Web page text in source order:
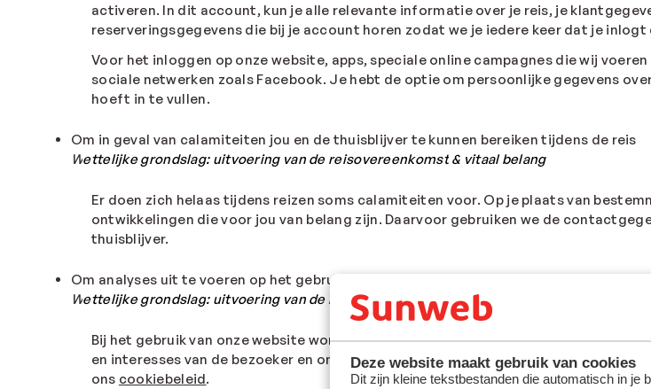
Deze website maakt gebruik van cookies
Dit zijn kleine tekstbestanden die automatisch in je
activeren. In dit account, kun je alle relevante informatie over je reis, je
reserveringsgegevens die bij je account horen zodat we je iedere keer dat je
Voor het inloggen op onze website, apps, speciale online campagnes die wij
sociale netwerken zoals Facebook. Je hebt de optie om persoonlijke gegevens
hoeft in te vullen.
Om in geval van calamiteiten jou en de thuisblijver te kunnen bereiken tijdens de reis
Wettelijke grondslag: uitvoering van de reisovereenkomst& vitaal belang
Er doen zich helaas tijdens reizen soms calamiteiten voor. Op je plaats van
ontwikkelingen die voor jou van belang zijn. Daarvoor gebruiken we de
thuisblijver.
Om analyses uit te voeren op het gebruik van onze website en/of app
Wettelijke grondslag: uitvoering van de reisovereenkomst& gerechtvaardigd belang
Bij het gebruik van onze website worden gegevens over je gebruik en gedrag
en interesses van de bezoeker en om een optimale bezoekerservaring te bieden,
ons cookiebeleid.